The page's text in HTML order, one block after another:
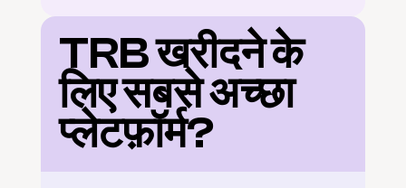
TRB खरीदने के
लिए सबसे अच्छा
प्लेटफ़ॉर्म?